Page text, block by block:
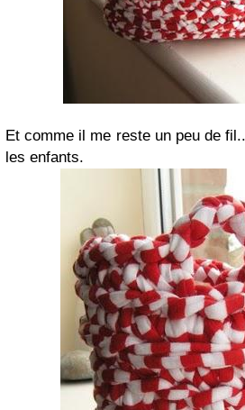
Et comme il me reste un peu de
les enfants.